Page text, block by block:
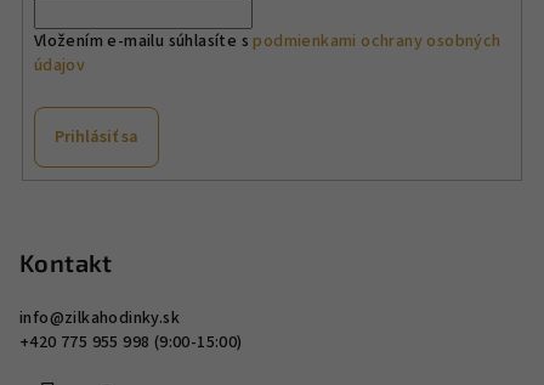
v
p
Vložením e-mailu súhlasíte spodmienkami ochrany osobných
údajov
Prihlásiť sa
Kontakt
info@zilkahodinky.sk
+420 775 955 998 (9:00-15:00)